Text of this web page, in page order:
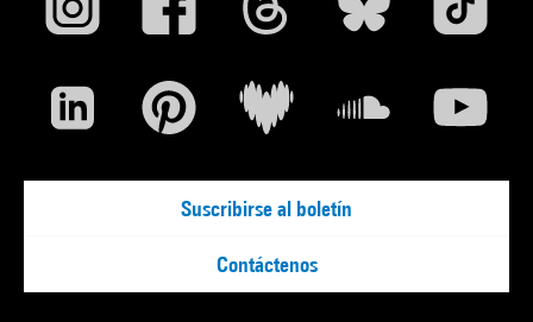
Suscribirse al boletín
Contáctenos